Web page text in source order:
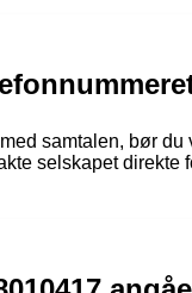
samtalen, bør
selskapet direkte